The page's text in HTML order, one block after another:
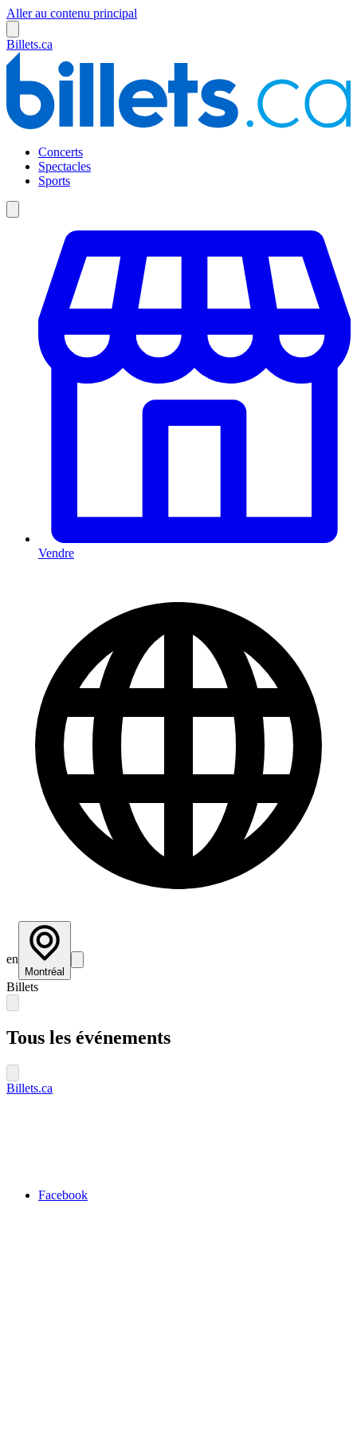
Aller au contenu principal
Billets.ca
Concerts
Spectacles
Sports
Vendre
en
Montréal
Billets
Tous les événements
Billets.ca
Facebook